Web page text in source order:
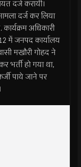
दर्ज करायी।
दर्ज कर लिया
अधिकारी
में जनपद कार्यालय
मखौरी गोहद ने
भर्ती हो गया था,
पाये जाने पर